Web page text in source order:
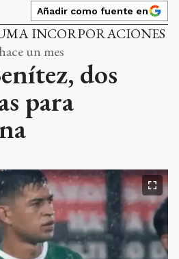
Añadir como fuente en
INCORPORACIONES
un mes
dos
para